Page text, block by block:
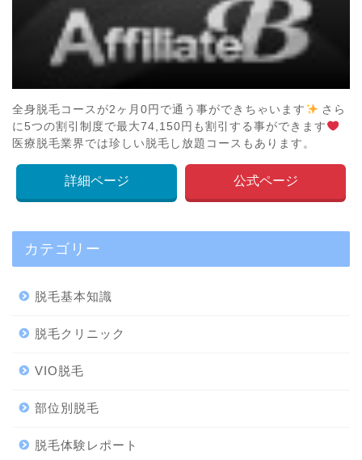
全身脱毛コースが2ヶ月0円で通う事ができちゃいます
さら
に5つの割引制度で最大74,150円も割引する事ができます
医療脱毛業界では珍しい脱毛し放題コースもあります。
詳細ページ 公式ページ
カテゴリー
脱毛基本知識
脱毛クリニック
VIO脱毛
部位別脱毛
脱毛体験レポート